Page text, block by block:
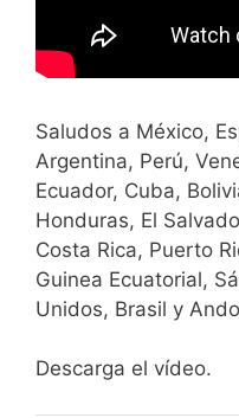
Saludos a México,
Argentina, Perú,
Ecuador, Cuba,
Honduras, El
Costa Rica, Puerto
Guinea Ecuatorial,
Unidos, Brasil y
Descarga el vídeo.